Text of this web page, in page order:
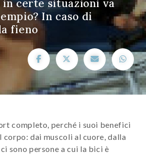
in certe situazioni va
In caso di
fieno
completo, perché i suoi benefici
dai muscoli al cuore, dalla
sono persone a cui la bici è